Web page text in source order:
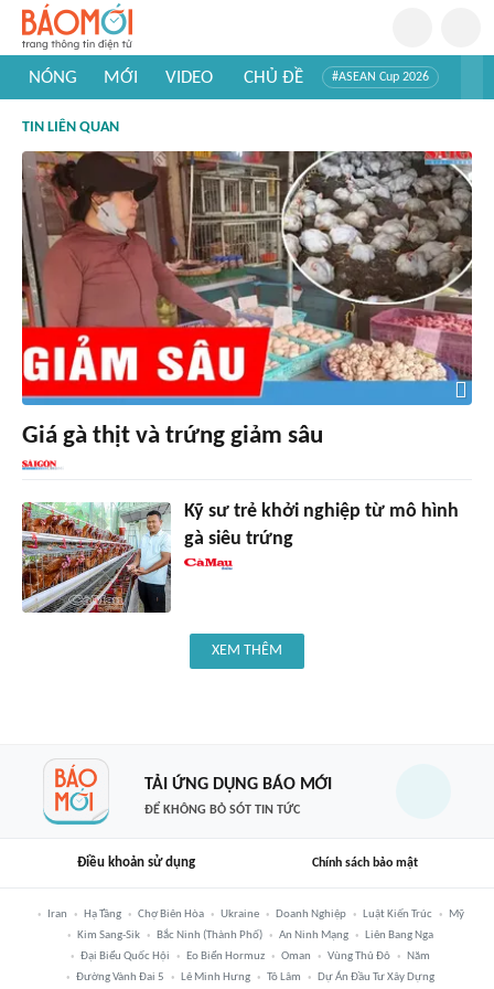
NÓNG MỚI VIDEO CHỦ ĐỀ #ASEAN Cup 2026
#Khám phá thế giới
TIN LIÊN QUAN
Giá gà thịt và trứng giảm sâu
Kỹ sư trẻ khởi nghiệp từ mô hình
gà siêu trứng
XEM THÊM
TẢI ỨNG DỤNG BÁO MỚI
ĐỂ KHÔNG BỎ SÓT TIN TỨC
Điều khoản sử dụng Chính sách bảo mật
Iran Hạ Tầng Chợ Biên Hòa Ukraine Doanh Nghiệp Luật Kiến Trúc
Mỹ
Kim Sang-Sik
Bắc Ninh (thành Phố) An Ninh Mạng
Liên Bang Nga
Đại Biểu Quốc Hội
Eo Biển Hormuz Oman Vùng Thủ Đô
Năm
Đường Vành Đai 5
Lê Minh Hưng Tô Lâm Dự Án Đầu Tư Xây Dựng